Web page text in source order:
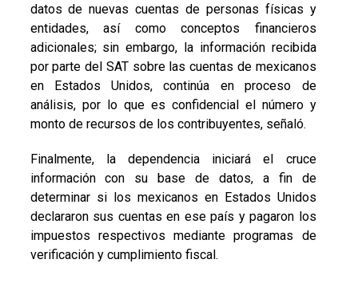
datos de nuevas cuentas de personas físicas y
entidades, así como conceptos financieros
adicionales; sin embargo, la información recibida
por parte del SAT sobre las cuentas de mexicanos
en Estados Unidos, continúa en proceso de
análisis, por lo que es confidencial el número y
monto de recursos de los contribuyentes, señaló.
Finalmente, la dependencia iniciará el cruce
información con su base de datos, a fin de
determinar si los mexicanos en Estados Unidos
declararon sus cuentas en ese país y pagaron los
impuestos respectivos mediante programas de
verificación y cumplimiento fiscal.